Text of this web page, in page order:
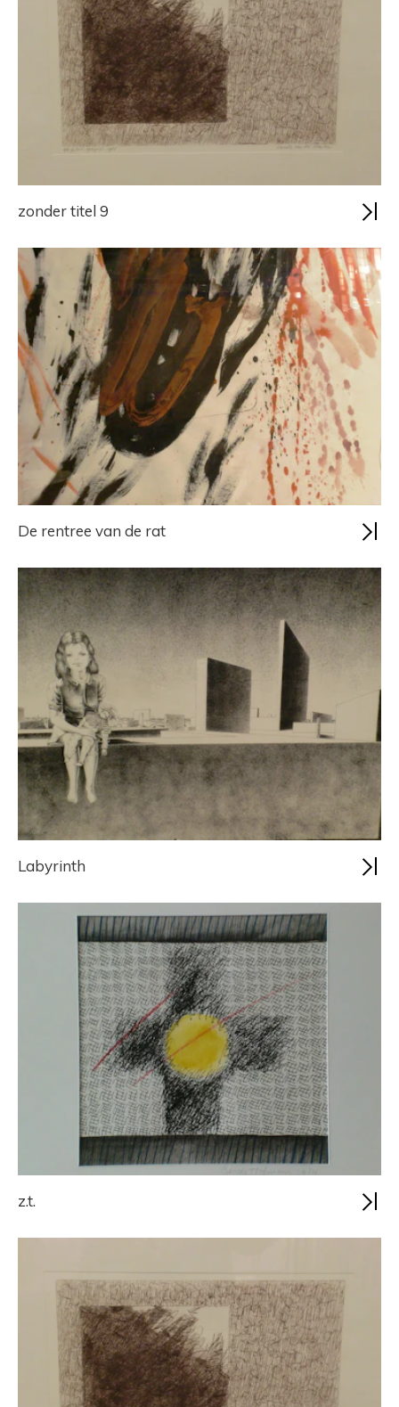
zonder titel 9
De rentree van de rat
Labyrinth
z.t.